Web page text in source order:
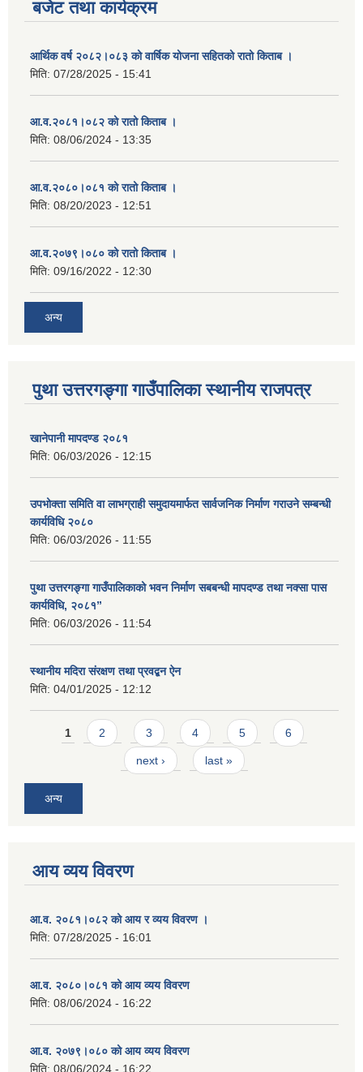
बजेट तथा कार्यक्रम
आर्थिक वर्ष २०८२।०८३ को वार्षिक योजना सहितको रातो किताब ।
मिति: 07/28/2025 - 15:41
आ.व.२०८१।०८२ को रातो किताब ।
मिति: 08/06/2024 - 13:35
आ.व.२०८०।०८१ को रातो किताब ।
मिति: 08/20/2023 - 12:51
आ.व.२०७९।०८० को रातो किताब ।
मिति: 09/16/2022 - 12:30
अन्य
पुथा उत्तरगङ्गा गाउँपालिका स्थानीय राजपत्र
खानेपानी मापदण्ड २०८१
मिति: 06/03/2026 - 12:15
उपभोक्ता समिति वा लाभग्राही समुदायमार्फत सार्वजनिक निर्माण गराउने सम्बन्धी
कार्यविधि २०८०
मिति: 06/03/2026 - 11:55
पुथा उत्तरगङ्गा गाउँपालिकाको भवन निर्माण सबबन्धी मापदण्ड तथा नक्सा पास
कार्यविधि, २०८१”
मिति: 06/03/2026 - 11:54
स्थानीय मदिरा संरक्षण तथा प्रवद्बन ऐन
मिति: 04/01/2025 - 12:12
Pages
1 2 3 4 5 6
next › last »
अन्य
आय व्यय विवरण
आ.व. २०८१।०८२ को आय र व्यय विवरण ।
मिति: 07/28/2025 - 16:01
आ.व. २०८०।०८१ को आय व्यय विवरण
मिति: 08/06/2024 - 16:22
आ.व. २०७९।०८० को आय व्यय विवरण
मिति: 08/06/2024 - 16:22